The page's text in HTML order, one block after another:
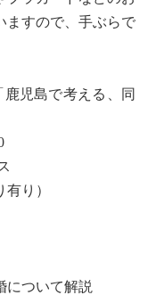
ますので、手ぶらで
児島で考える、同
り）
について解説